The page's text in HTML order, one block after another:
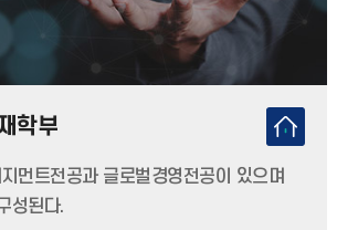
학부
먼트전공과 글로벌경영전공이 있으며
성된다.